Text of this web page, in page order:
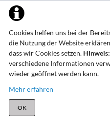
Cookies helfen uns bei der
die Nutzung der Website
dass wir Cookies setzen. Hinweis:
verschiedene Informationen
wieder geöffnet werden kann.
Mehr erfahren
OK